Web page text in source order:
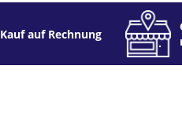
Kauf auf Rechnung